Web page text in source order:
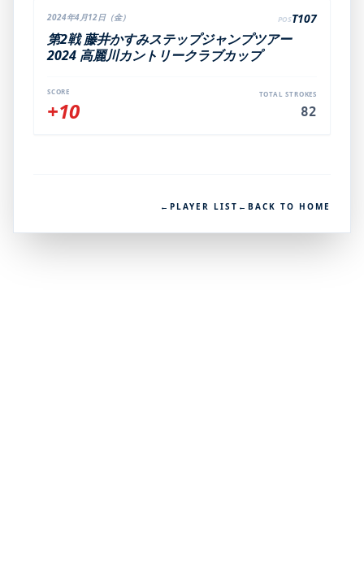
2024年4月12日（金） POST107
第2戦 藤井かすみステップジャンプツアー
2024 高麗川カントリークラブカップ
SCORE
+10
TOTAL STROKES
82
← PLAYER LIST ← BACK TO HOME